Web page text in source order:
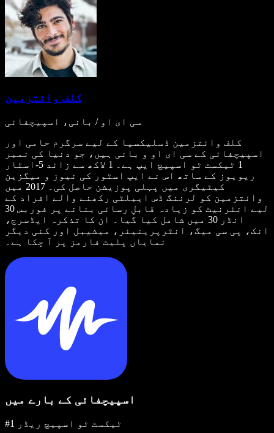
کلف وائتزمین
سی ای او / بانی، اسپیچفائی
کلف وائتزمین ڈسلیکسیا کے لیے سرگرم حامی اور
اسپیچفائی کے سی ای او و بانی ہیں، جو دنیا کی نمبر
1 ٹیکسٹ ٹو اسپیچ ایپ ہے۔ 1 لاکھ سے زائد 5-اسٹار
ریویوز کے ساتھ اس نے ایپ اسٹور کی نیوز و میگزین
کیٹیگری میں پہلی پوزیشن حاصل کی۔ 2017 میں
وائتزمین کو لرننگ ڈس ایبلٹی رکھنے والے افراد کے
لیے انٹرنیٹ کو زیادہ قابلِ رسائی بنانے پر فوربس 30
انڈر 30 میں شامل کیا گیا۔ ان کا تذکرہ ایڈسرج،
انک، پی سی میگ، انٹرپرینیئر، میشیبل اور کئی دیگر
نمایاں پلیٹ فارمز پر آ چکا ہے۔
اسپیچفائی کے بارے میں
#1 ٹیکسٹ ٹو اسپیچ ریڈر